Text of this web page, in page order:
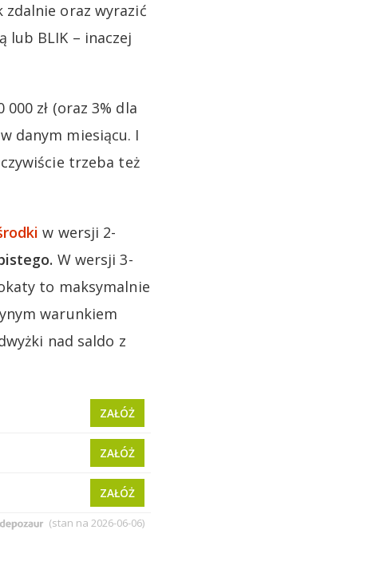
zdalnie oraz wyrazić
lub BLIK – inaczej
zł (oraz 3% dla
danym miesiącu. I
trzeba też
w wersji 2-
W wersji 3-
to maksymalnie
warunkiem
nad saldo z